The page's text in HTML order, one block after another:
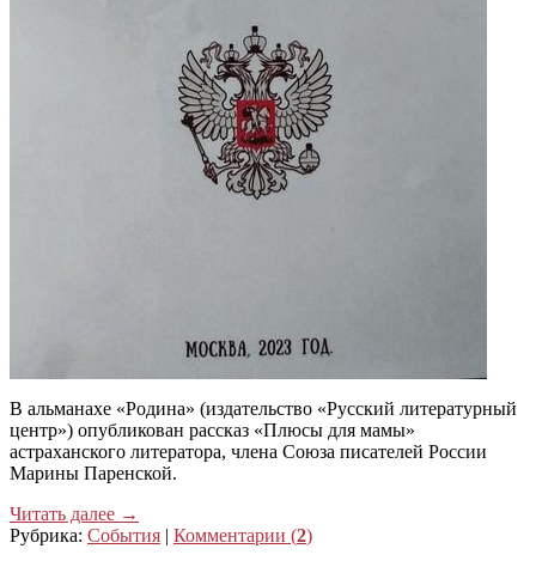
В альманахе «Родина» (издательство «Русский литературный
центр») опубликован рассказ «Плюсы для мамы»
астраханского литератора, члена Союза писателей России
Марины Паренской.
Читать далее →
Рубрика: События | Комментарии (2)